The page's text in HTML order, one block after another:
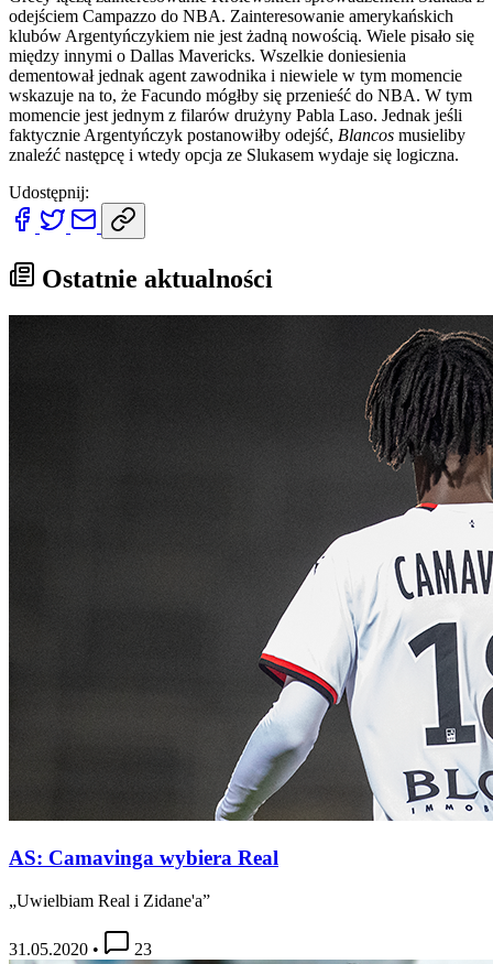
odejściem Campazzo do NBA. Zainteresowanie amerykańskich
klubów Argentyńczykiem nie jest żadną nowością. Wiele pisało się
między innymi o Dallas Mavericks. Wszelkie doniesienia
dementował jednak agent zawodnika i niewiele w tym momencie
wskazuje na to, że Facundo mógłby się przenieść do NBA. W tym
momencie jest jednym z filarów drużyny Pabla Laso. Jednak jeśli
faktycznie Argentyńczyk postanowiłby odejść, Blancos musieliby
znaleźć następcę i wtedy opcja ze Slukasem wydaje się logiczna.
Udostępnij:
Ostatnie aktualności
AS: Camavinga wybiera Real
„Uwielbiam Real i Zidane'a”
31.05.2020 • 23